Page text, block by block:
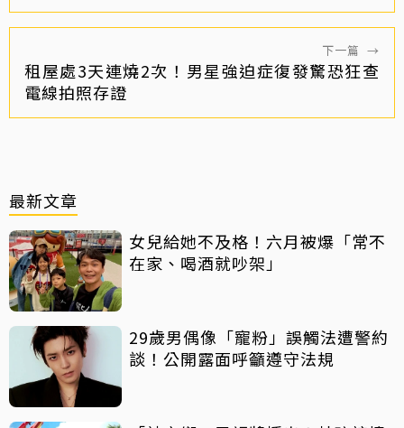
下一篇 →
租屋處3天連燒2次！男星強迫症復發驚恐狂查
電線拍照存證
最新文章
女兒給她不及格！六月被爆「常不
在家、喝酒就吵架」
29歲男偶像「寵粉」誤觸法遭警約
談！公開露面呼籲遵守法規